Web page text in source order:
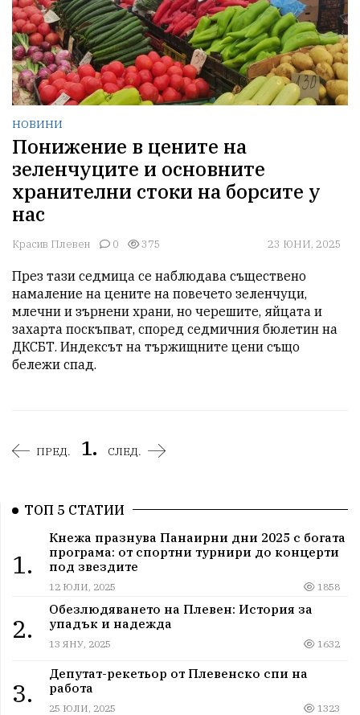
НОВИНИ
Понижение в цените на
зеленчуците и основните
хранителни стоки на борсите у
нас
Красив Плевен 0 375 23 ЮНИ, 2025
През тази седмица се наблюдава съществено
намаление на цените на повечето зеленчуци,
млечни и зърнени храни, но черешите, яйцата и
захарта поскъпват, според седмичния бюлетин на
ДКСБТ. Индексът на тържищните цени също
бележи спад.
ПРЕД. 1. СЛЕД.
ТОП 5 СТАТИИ
1.
Кнежа празнува Панаирни дни 2025 с богата
програма: от спортни турнири до концерти
под звездите
12 ЮЛИ, 2025 1858
2.
Обезлюдяването на Плевен: История за
упадък и надежда
13 ЯНУ, 2025 1632
3.
Депутат-рекетьор от Плевенско спи на
работа
25 ЮЛИ, 2025 1323